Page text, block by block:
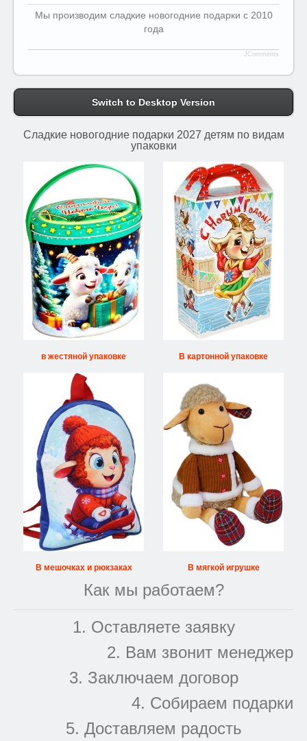
Мы производим сладкие новогодние подарки с 2010
года
JComments
Switch to Desktop Version
Сладкие новогодние подарки 2027 детям по видам
упаковки
в жестяной упаковке В картонной упаковке
В мешочках и рюкзаках В мягкой игрушке
Как мы работаем?
1. Оставляете заявку
2. Вам звонит менеджер
3. Заключаем договор
4. Собираем подарки
5. Доставляем радость